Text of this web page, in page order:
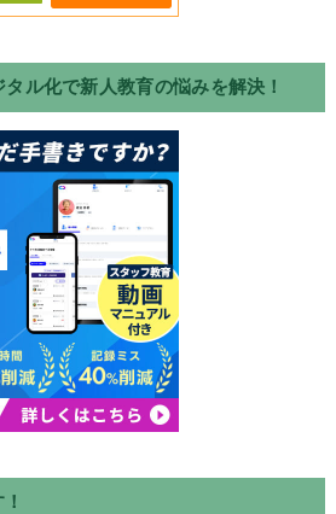
タル化で新人教育の悩みを解決！